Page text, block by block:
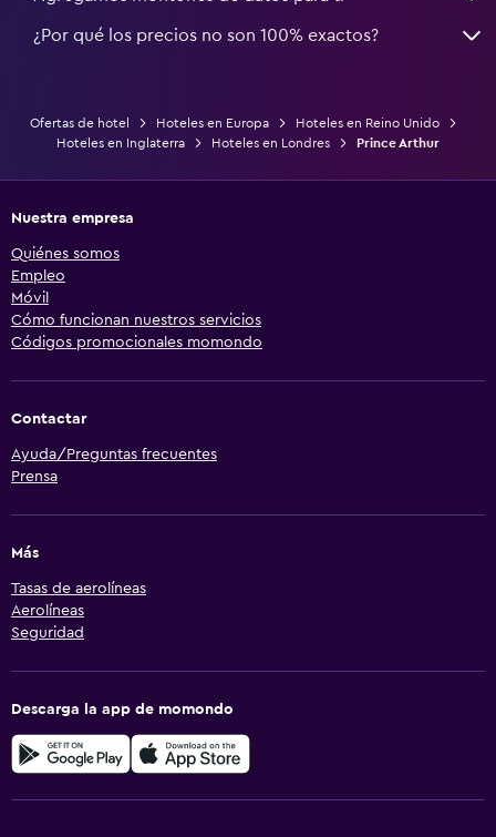
¿Por qué los precios no son 100% exactos?
Ofertas de hotel Hoteles en Europa
Hoteles en Reino Unido
Hoteles en Inglaterra
Hoteles en Londres Prince Arthur
Nuestra empresa
Quiénes somos
Empleo
Móvil
Cómo funcionan nuestros servicios
Códigos promocionales momondo
Contactar
Ayuda/Preguntas frecuentes
Prensa
Más
Tasas de aerolíneas
Aerolíneas
Seguridad
Descarga la app de momondo